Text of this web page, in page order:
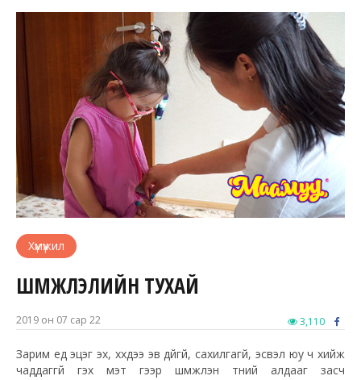
Хүмүүжил
ШҮҮМЖЛЭЛИЙН ТУХАЙ
2019 он 07 сар 22 3,110
Зарим үед эцэг эх, хүүхдээ эв дүйгүй, сахилгагүй, эсвэл юу ч хийж
чаддаггүй гэх мэт үгээр шүүмжлэн түүний алдааг засч